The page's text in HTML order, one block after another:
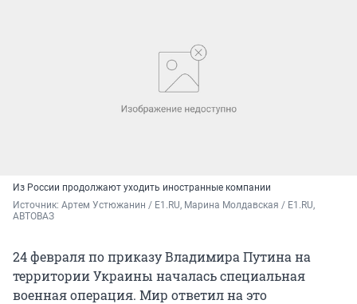
Из России продолжают уходить иностранные компании
Источник: Артем Устюжанин / E1.RU, Марина Молдавская / E1.RU,
АВТОВАЗ
24 февраля по приказу Владимира Путина на
территории Украины началась специальная
военная операция. Мир ответил на это